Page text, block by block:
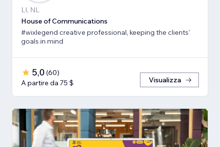
LI, NL
House of Communications
#wixlegend creative professional, keeping the clients'
goals in mind
5,0 (60)
A partire da 75 $
Visualizza